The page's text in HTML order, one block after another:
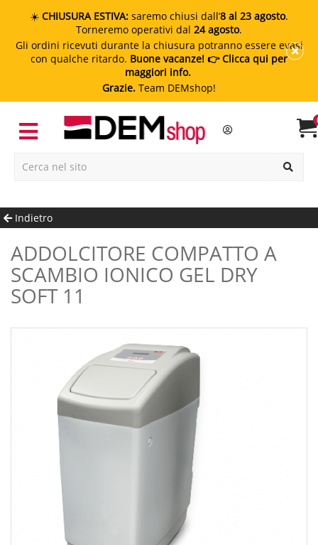
☀️ CHIUSURA ESTIVA: saremo chiusi dall’8 al 23 agosto.
Torneremo operativi dal 24 agosto.
Gli ordini ricevuti durante la chiusura potranno essere evasi
con qualche ritardo. Buone vacanze! 👉 Clicca qui per
maggiori info.
Grazie. Team DEMshop!
Indietro
ADDOLCITORE COMPATTO A
SCAMBIO IONICO GEL DRY
SOFT 11